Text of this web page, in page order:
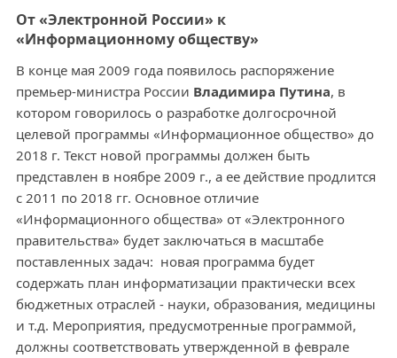
От «Электронной России» к
«Информационному обществу»
В конце мая 2009 года появилось распоряжение
премьер-министра России Владимира Путина, в
котором говорилось о разработке долгосрочной
целевой программы «Информационное общество» до
2018 г. Текст новой программы должен быть
представлен в ноябре 2009 г., а ее действие продлится
с 2011 по 2018 гг. Основное отличие
«Информационного общества» от «Электронного
правительства» будет заключаться в масштабе
поставленных задач: новая программа будет
содержать план информатизации практически всех
бюджетных отраслей - науки, образования, медицины
и т.д. Мероприятия, предусмотренные программой,
должны соответствовать утвержденной в феврале